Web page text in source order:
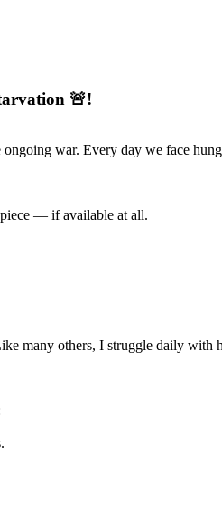
🚨!
war. Every day we face
piece — if available at all.
many others, I struggle daily